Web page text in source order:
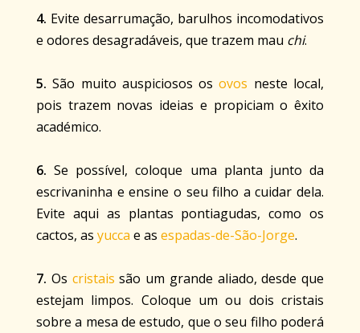
4. Evite desarrumação, barulhos incomodativos
e odores desagradáveis, que trazem mau chi.
5. São muito auspiciosos osovos neste local,
pois trazem novas ideias e propiciam o êxito
académico.
6. Se possível, coloque uma planta junto da
escrivaninha e ensine o seu filho a cuidar dela.
Evite aqui as plantas pontiagudas, como os
cactos, as yucca e as espadas-de-São-Jorge.
7. Os cristais são um grande aliado, desde que
estejam limpos. Coloque um ou dois cristais
sobre a mesa de estudo, que o seu filho poderá